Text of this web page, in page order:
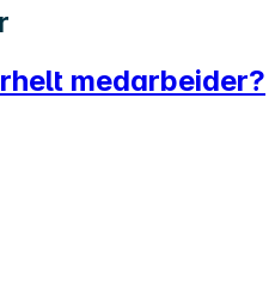
medarbeider?